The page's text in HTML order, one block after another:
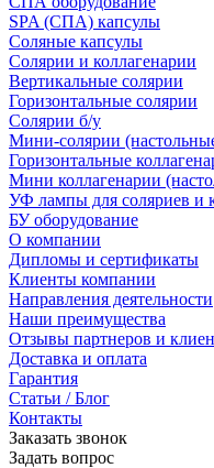
SPA (СПА) капсулы
Соляные капсулы
Солярии и коллагенарии
Вертикальные солярии
Горизонтальные солярии
Солярии б/у
Мини-солярии
Горизонтальные
Мини коллагенарии
УФ лампы для соляриев и
БУ оборудование
О компании
Дипломы и сертификаты
Клиенты компании
Направления деятельности
Наши преимущества
Отзывы партнеров и
Доставка и оплата
Гарантия
Статьи / Блог
Контакты
Заказать звонок
Задать вопрос